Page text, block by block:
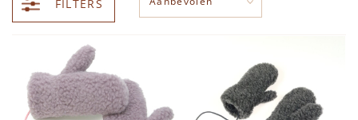
FILTERS